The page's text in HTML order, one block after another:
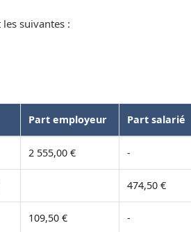
suivantes :
Part employeur Part salarié
2 555,00 € -
474,50 €
109,50 € -